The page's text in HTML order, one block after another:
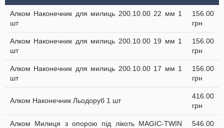
Алком Наконечник для милиць 200.10.00 22 мм 1
шт
156.00
грн
Алком Наконечник для милиць 200.10.00 19 мм 1
шт
156.00
грн
Алком Наконечник для милиць 200.10.00 17 мм 1
шт
156.00
грн
Алком Наконечник Льодоруб 1 шт
416.00
грн
Алком Милиця з опорою під лікоть MAGIC-TWIN
546.00